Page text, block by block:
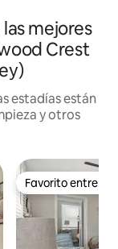
mejores
Crest
estadías están
y otros
Favorito entre
Favorito entre